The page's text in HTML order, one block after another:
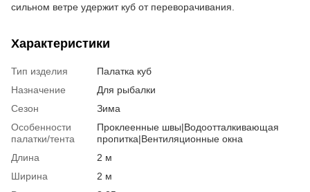
сильном ветре удержит куб от переворачивания.
Характеристики
Тип изделия
Палатка куб
Назначение
Для рыбалки
Сезон
Зима
Особенности
палатки/тента
Проклеенные швы|Водоотталкивающая
пропитка|Вентиляционные окна
Длина
2 м
Ширина
2 м